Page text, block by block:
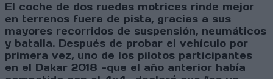
El coche de dos ruedas motrices rinde mejor
en terrenos fuera de pista, gracias a sus
mayores recorridos de suspensión, neumáticos
y batalla. Después de probar el vehículo por
primera vez, uno de los pilotos participantes
en el Dakar 2018 -que el año anterior había